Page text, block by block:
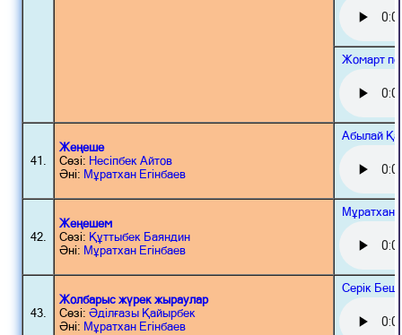
Жомарт
41.
Жеңеше
Сөзі: Несіпбек Айтов
Әні: Мұратхан Егінбаев
Абылай
42.
Жеңешем
Сөзі: Құттыбек Баяндин
Әні: Мұратхан Егінбаев
Мұратхан
43.
Жолбарыс жүрек жыраулар
Сөзі: Әділғазы Қайырбек
Әні: Мұратхан Егінбаев
Серік